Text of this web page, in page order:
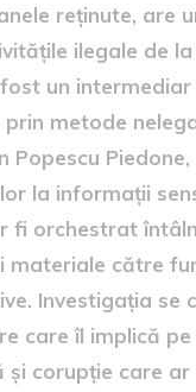
reținute, are
ilegale de
un
metode
la informații
fi orchestrat
materiale către
Investigația
care îl implică
corupție care